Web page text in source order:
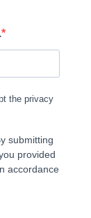
the privacy
submitting
provided
accordance